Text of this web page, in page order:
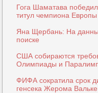
Гога Шаматава
титул чемпиона
Яна Щербань: На
поиске
США собираются
Олимпиады и
ФИФА сократила срок
генсека Жерома